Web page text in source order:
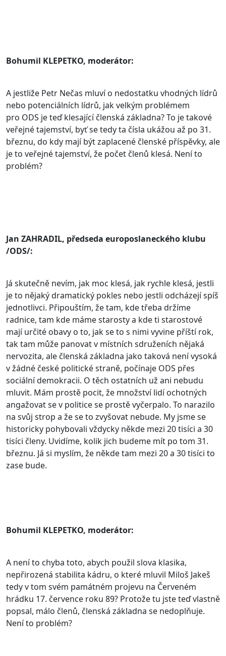
Bohumil KLEPETKO, moderátor:
A jestliže Petr Nečas mluví o nedostatku vhodných lídrů
nebo potenciálních lídrů, jak velkým problémem
pro ODS je teď klesající členská základna? To je takové
veřejné tajemství, byť se tedy ta čísla ukážou až po 31.
březnu, do kdy mají být zaplacené členské příspěvky, ale
je to veřejné tajemství, že počet členů klesá. Není to
problém?
Jan ZAHRADIL, předseda europoslaneckého klubu
/ODS/:
Já skutečně nevím, jak moc klesá, jak rychle klesá, jestli
je to nějaký dramatický pokles nebo jestli odcházejí spíš
jednotlivci. Připouštím, že tam, kde třeba držíme
radnice, tam kde máme starosty a kde ti starostové
mají určité obavy o to, jak se to s nimi vyvine příští rok,
tak tam může panovat v místních sdruženích nějaká
nervozita, ale členská základna jako taková není vysoká
v žádné české politické straně, počínaje ODS přes
sociální demokracii. O těch ostatních už ani nebudu
mluvit. Mám prostě pocit, že množství lidí ochotných
angažovat se v politice se prostě vyčerpalo. To narazilo
na svůj strop a že se to zvyšovat nebude. My jsme se
historicky pohybovali vždycky někde mezi 20 tisíci a 30
tisíci členy. Uvidíme, kolik jich budeme mít po tom 31.
březnu. Já si myslím, že někde tam mezi 20 a 30 tisíci to
zase bude.
Bohumil KLEPETKO, moderátor:
A není to chyba toto, abych použil slova klasika,
nepřirozená stabilita kádru, o které mluvil Miloš Jakeš
tedy v tom svém památném projevu na Červeném
hrádku 17. července roku 89? Protože tu jste teď vlastně
popsal, málo členů, členská základna se nedoplňuje.
Není to problém?